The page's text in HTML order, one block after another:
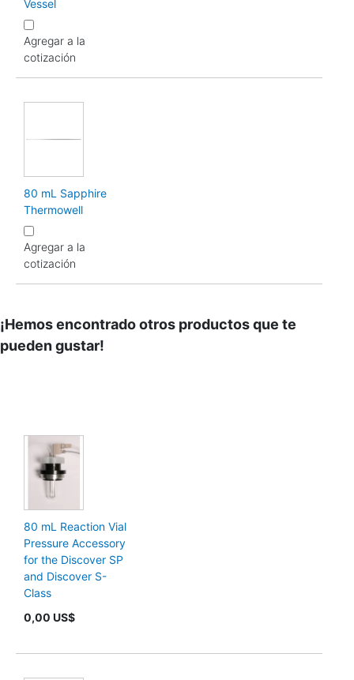
Vessel
Agregar a la
cotización
80 mL Sapphire
Thermowell
Agregar a la
cotización
¡Hemos encontrado otros productos que te
pueden gustar!
80 mL Reaction Vial
Pressure Accessory
for the Discover SP
and Discover S-
Class
0,00 US$